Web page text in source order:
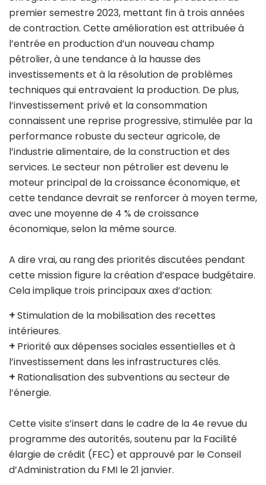
premier semestre 2023, mettant fin à trois années
de contraction. Cette amélioration est attribuée à
l’entrée en production d’un nouveau champ
pétrolier, à une tendance à la hausse des
investissements et à la résolution de problèmes
techniques qui entravaient la production. De plus,
l’investissement privé et la consommation
connaissent une reprise progressive, stimulée par la
performance robuste du secteur agricole, de
l’industrie alimentaire, de la construction et des
services. Le secteur non pétrolier est devenu le
moteur principal de la croissance économique, et
cette tendance devrait se renforcer à moyen terme,
avec une moyenne de 4 % de croissance
économique, selon la même source.
A dire vrai, au rang des priorités discutées pendant
cette mission figure la création d’espace budgétaire.
Cela implique trois principaux axes d’action:
+Stimulation de la mobilisation des recettes
intérieures.
+ Priorité aux dépenses sociales essentielles et à
l’investissement dans les infrastructures clés.
+ Rationalisation des subventions au secteur de
l’énergie.
Cette visite s’insert dans le cadre de la 4e revue du
programme des autorités, soutenu par la Facilité
élargie de crédit (FEC) et approuvé par le Conseil
d’Administration du FMI le 21 janvier.